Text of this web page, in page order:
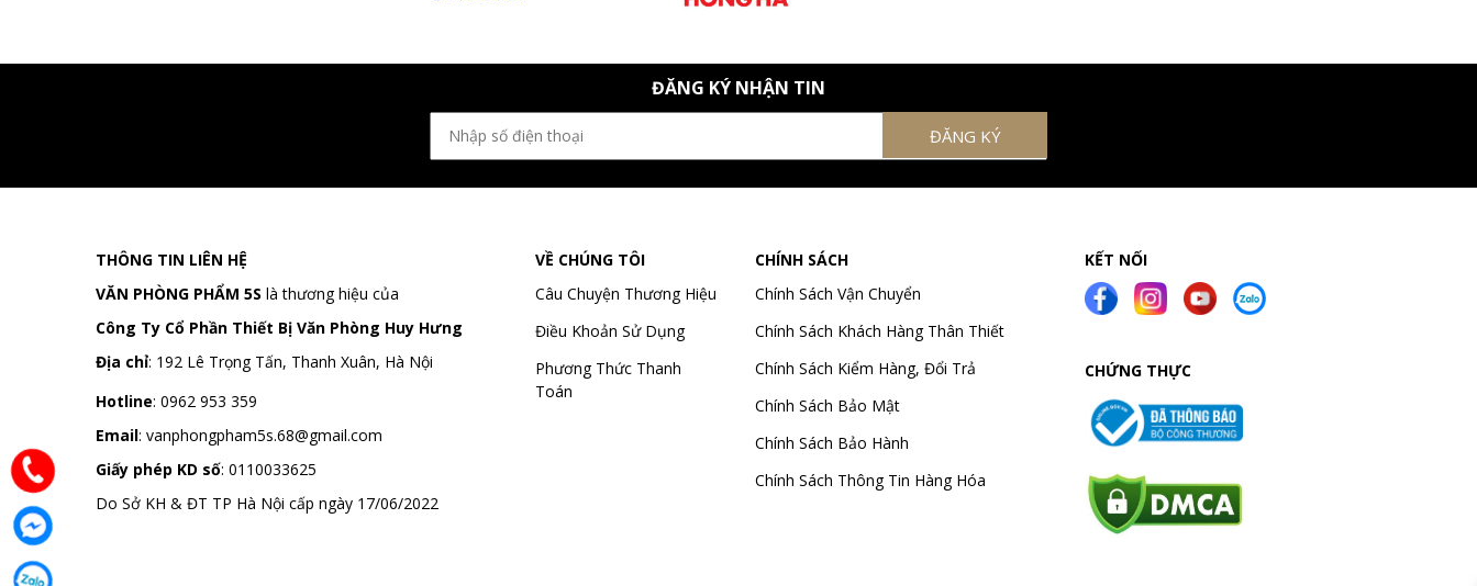
ĐĂNG KÝ NHẬN TIN
THÔNG TIN LIÊN HỆ
VĂN PHÒNG PHẨM 5S là thương hiệu của
Công Ty Cổ Phần Thiết Bị Văn Phòng Huy Hưng
Địa chỉ: 192 Lê Trọng Tấn, Thanh Xuân, Hà Nội
Hotline: 0962 953 359
Email: vanphongpham5s.68@gmail.com
Giấy phép KD số: 0110033625
Do Sở KH & ĐT TP Hà Nội cấp ngày 17/06/2022
VỀ CHÚNG TÔI
Câu Chuyện Thương Hiệu
Điều Khoản Sử Dụng
Phương Thức Thanh
Toán
CHÍNH SÁCH
Chính Sách Vận Chuyển
Chính Sách Khách Hàng Thân Thiết
Chính Sách Kiểm Hàng, Đổi Trả
Chính Sách Bảo Mật
Chính Sách Bảo Hành
Chính Sách Thông Tin Hàng Hóa
KẾT NỐI
CHỨNG THỰC